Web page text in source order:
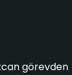
görevden